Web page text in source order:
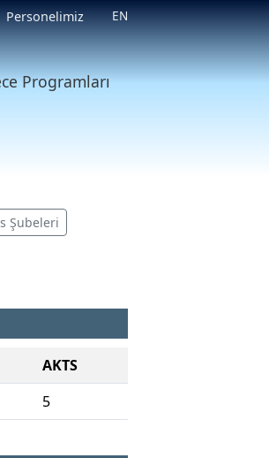
Personelimiz EN
Programları
Şubeleri
AKTS
5